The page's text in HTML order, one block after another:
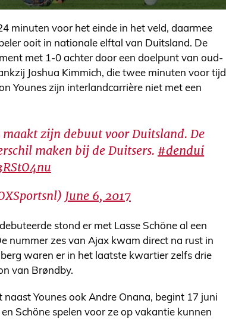
minuten voor het einde in het veld, daarmee
ooit in nationale elftal van Duitsland. De
met 1-0 achter door een doelpunt van oud-
Joshua Kimmich, die twee minuten voor tijd
Younes zijn interlandcarrière niet met een
maakt zijn debuut voor Duitsland. De
maken bij de Duitsers. #dendui
June 6, 2017
stond er met Lasse Schöne al een
nummer zes van Ajax kwam direct na rust in
waren er in het laatste kwartier zelfs drie
van Brøndby.
naast Younes ook Andre Onana, begint 17 juni
Schöne spelen voor ze op vakantie kunnen